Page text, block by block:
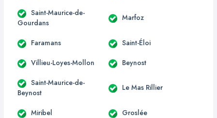
Saint-Maurice-de-
Gourdans
Marfoz
Faramans Saint-Éloi
Villieu-Loyes-Mollon Beynost
Saint-Maurice-de-
Beynost
Le Mas Rillier
Miribel Groslée